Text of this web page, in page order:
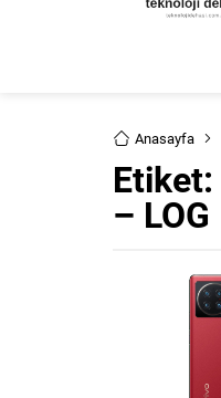
Anasayfa
Etiket:
– LOG